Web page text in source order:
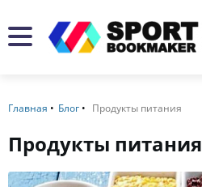
Главная Блог Продукты питания
Продукты питания